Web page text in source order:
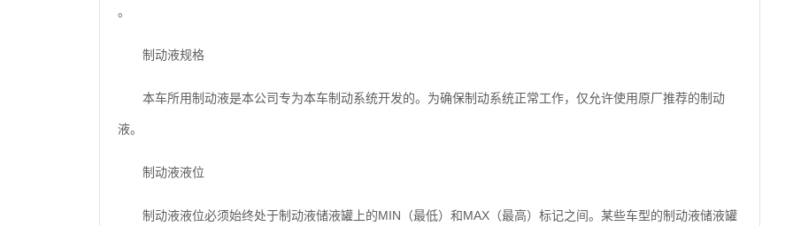
。
制动液规格
本车所用制动液是本公司专为本车制动系统开发的。为确保制动系统正常工作，仅允许使用原厂推荐的制动
液。
制动液液位
制动液液位必须始终处于制动液储液罐上的MIN（最低）和MAX（最高）标记之间。某些车型的制动液储液罐